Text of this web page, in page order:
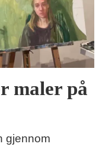
maler på
gjennom